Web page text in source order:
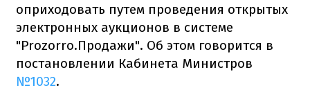
оприходовать путем проведения открытых
электронных аукционов в системе
"Prozorro.Продажи". Об этом говорится в
постановлении Кабинета Министров
№1032.